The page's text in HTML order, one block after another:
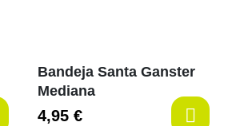
Bandeja Santa Ganster
Mediana
4,95 €